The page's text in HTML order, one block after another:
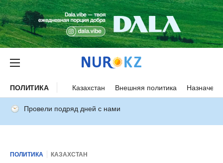
ПОЛИТИКА Казахстан Внешняя политика
Провели подряд дней с нами
ПОЛИТИКА КАЗАХСТАН